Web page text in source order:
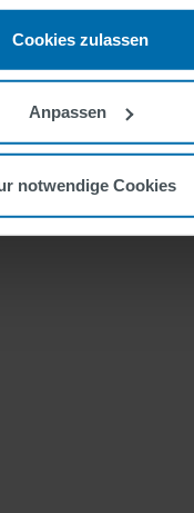
Cookies zulassen
Anpassen
notwendige Cookies
"Zustimmen und
Sie dem
diese Funktion jederzeit
deaktivieren.
Agree and play